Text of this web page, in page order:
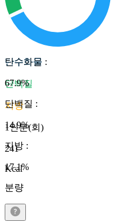
탄수화물
단백질
지방
1인분(회)
241
Kcal
탄수화물 :
67.9%
단백질 :
14.9%
지방 :
17.1%
분량